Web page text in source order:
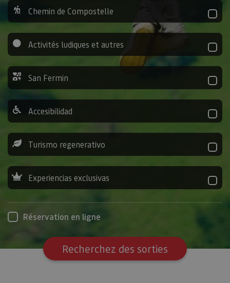
Chemin de Compostelle
Activités ludiques et autres
San Fermin
Accesibilidad
Turismo regenerativo
Experiencias exclusivas
Réservation en ligne
Recherchez des sorties